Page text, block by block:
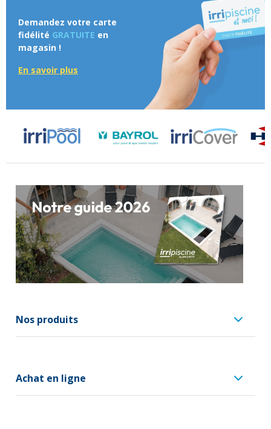
Demandez votre carte
fidélité GRATUITE en
magasin !
En savoir plus
Nos produits
Achat en ligne